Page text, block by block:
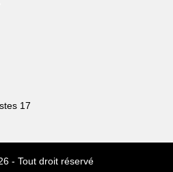
17
- Tout droit réservé